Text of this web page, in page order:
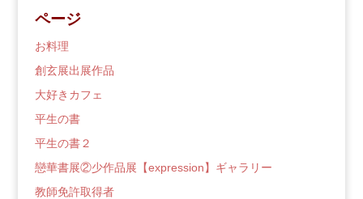
ロ
グ
ページ
お料理
創玄展出展作品
大好きカフェ
平生の書
平生の書２
戀華書展②少作品展【expression】ギャラリー
教師免許取得者